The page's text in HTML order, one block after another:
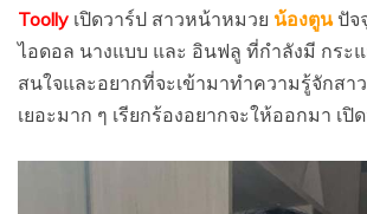
Toolly เปิดวาร์ป สาวหน้าหมวย น้องตูนปัจ
ไอดอล นางแบบ และ อินฟลู ที่กำลังมี กระ
สนใจและอยากที่จะเข้ามาทำความรู้จักสา
เยอะมาก ๆ เรียกร้องอยากจะให้ออกมา เ